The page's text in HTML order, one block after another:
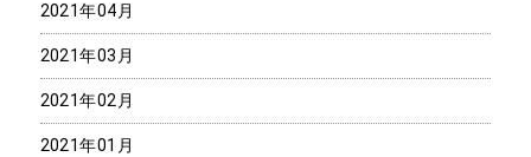
2021年04月
2021年03月
2021年02月
2021年01月